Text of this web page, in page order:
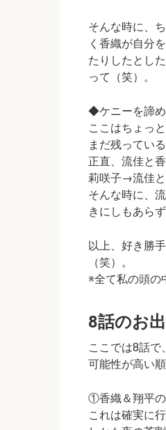
そんな時に、
く香織が自分
たりしたとし
って（笑）。
◆ケニーを諦め
ここはちょっ
まだ残ってい
正直、流佳と
莉咲子→流佳と
そんな時に、
きにしもあらず
以上、好き勝
（笑）。
※全て私の頭の
8話のお
ここでは8話で
可能性が高い
①香織＆翔平の
これは確実に